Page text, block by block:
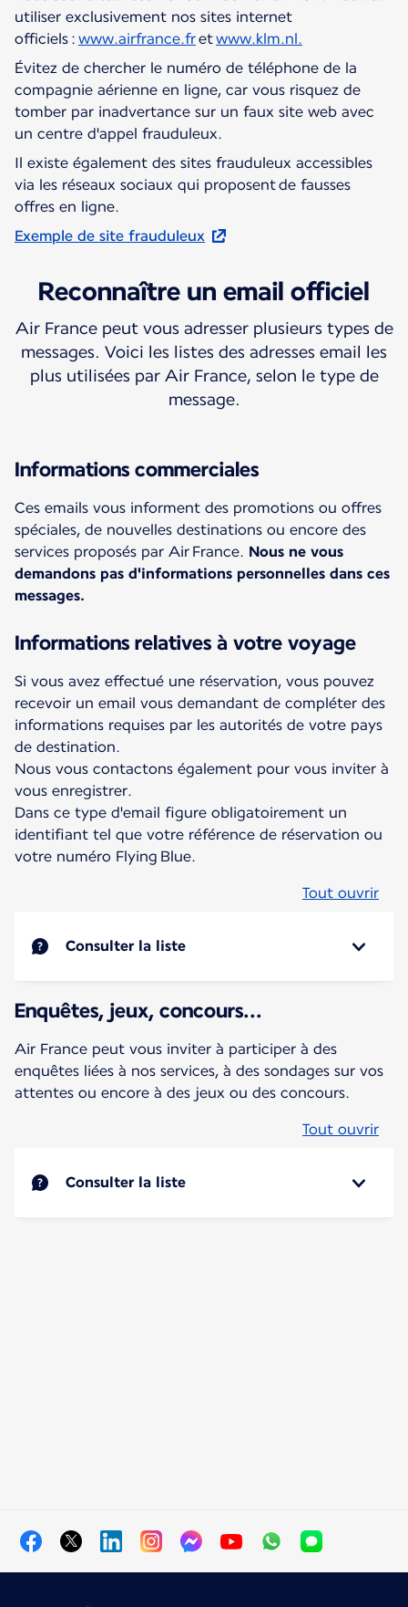
utiliser exclusivement nos sites internet
officiels : www.airfrance.fretwww.klm.nl.
Évitez de chercher le numéro de téléphone de la
compagnie aérienne en ligne, car vous risquez de
tomber par inadvertance sur un faux site web avec
un centre d'appel frauduleux.
Il existe également des sites frauduleux accessibles
via les réseaux sociaux qui proposent de fausses
offres en ligne.
Exemple de site frauduleux
Reconnaître un email officiel
Air France peut vous adresser plusieurs types de
messages. Voici les listes des adresses email les
plus utilisées par Air France, selon le type de
message.
Informations commerciales
Ces emails vous informent des promotions ou offres
spéciales, de nouvelles destinations ou encore des
services proposés par Air France. Nous ne vous
demandons pas d'informations personnelles dans ces
messages.
Informations relatives à votre voyage
Si vous avez effectué une réservation, vous pouvez
recevoir un email vous demandant de compléter des
informations requises par les autorités de votre pays
de destination.
Nous vous contactons également pour vous inviter à
vous enregistrer.
Dans ce type d'email figure obligatoirement un
identifiant tel que votre référence de réservation ou
votre numéro Flying Blue.
Tout ouvrir
Consulter la liste
Enquêtes, jeux, concours...
Air France peut vous inviter à participer à des
enquêtes liées à nos services, à des sondages sur vos
attentes ou encore à des jeux ou des concours.
Tout ouvrir
Consulter la liste